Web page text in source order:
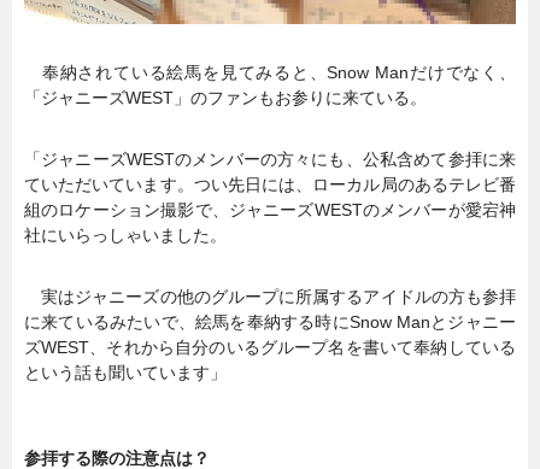
奉納されている絵馬を見てみると、Snow Manだけでなく、
「ジャニーズWEST」のファンもお参りに来ている。
「ジャニーズWESTのメンバーの方々にも、公私含めて参拝に来
ていただいています。つい先日には、ローカル局のあるテレビ番
組のロケーション撮影で、ジャニーズWESTのメンバーが愛宕神
社にいらっしゃいました。
実はジャニーズの他のグループに所属するアイドルの方も参拝
に来ているみたいで、絵馬を奉納する時にSnow Manとジャニー
ズWEST、それから自分のいるグループ名を書いて奉納している
という話も聞いています」
参拝する際の注意点は？